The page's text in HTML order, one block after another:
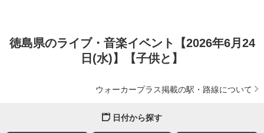
徳島県のライブ・音楽イベント【2026年6月24
日(水)】【子供と】
ウォーカープラス掲載の駅・路線について
日付から探す